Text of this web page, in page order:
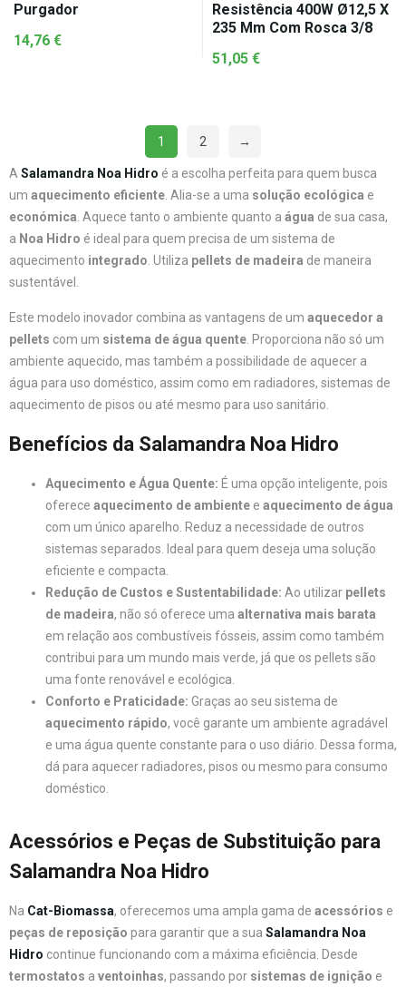
Purgador
14,76 €
Resistência 400W Ø12,5 X
235 Mm Com Rosca 3/8
51,05 €
1 2 →
ASalamandra Noa Hidro é a escolha perfeita para quem busca
um aquecimento eficiente. Alia-se a uma solução ecológica e
económica. Aquece tanto o ambiente quanto a água de sua casa,
a Noa Hidro é ideal para quem precisa de um sistema de
aquecimento integrado. Utiliza pellets de madeira de maneira
sustentável.
Este modelo inovador combina as vantagens de um aquecedor a
pellets com um sistema de água quente. Proporciona não só um
ambiente aquecido, mas também a possibilidade de aquecer a
água para uso doméstico, assim como em radiadores, sistemas de
aquecimento de pisos ou até mesmo para uso sanitário.
Benefícios da Salamandra Noa Hidro
Aquecimento e Água Quente: É uma opção inteligente, pois
oferece aquecimento de ambiente e aquecimento de água
com um único aparelho. Reduz a necessidade de outros
sistemas separados. Ideal para quem deseja uma solução
eficiente e compacta.
Redução de Custos e Sustentabilidade: Ao utilizar pellets
de madeira, não só oferece uma alternativa mais barata
em relação aos combustíveis fósseis, assim como também
contribui para um mundo mais verde, já que os pellets são
uma fonte renovável e ecológica.
Conforto e Praticidade: Graças ao seu sistema de
aquecimento rápido, você garante um ambiente agradável
e uma água quente constante para o uso diário. Dessa forma,
dá para aquecer radiadores, pisos ou mesmo para consumo
doméstico.
Acessórios e Peças de Substituição para
Salamandra Noa Hidro
Na Cat-Biomassa, oferecemos uma ampla gama de acessórios e
peças de reposição para garantir que a sua Salamandra Noa
Hidro continue funcionando com a máxima eficiência. Desde
termostatos a ventoinhas, passando por sistemas de ignição e